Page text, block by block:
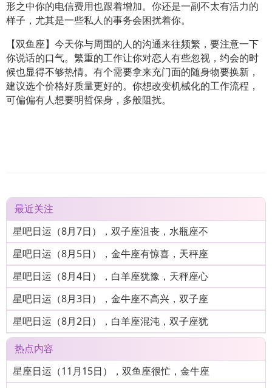
形之中你的电信费用也跟着增加。你还是一副不太有活力的
样子，尤其是一些私人的事务会困扰着你。
【双鱼座】今天你与周围的人的沟通来往频繁，要注意一下
你说话的口气。繁重的工作让你对恋人有些忽视，约会的时
候也显得不够热情。有个需要拿来充门面的随身物要换新，
建议选个价格好质量更好的。你想改变机械化的工作流程，
可偏偏有人想要明哲保身，多般阻扰。
最近关注
星吧日运（8月7日），双子座沮丧，水瓶座不
星吧日运（8月5日），金牛座有惊喜，天秤座
星吧日运（8月4日），白羊座犹豫，天秤座心
星吧日运（8月3日），金牛座不高兴，双子座
星吧日运（8月2日），白羊座混沌，双子座犹
热点内容
星座日运（11月15日），双鱼座很忙，金牛座